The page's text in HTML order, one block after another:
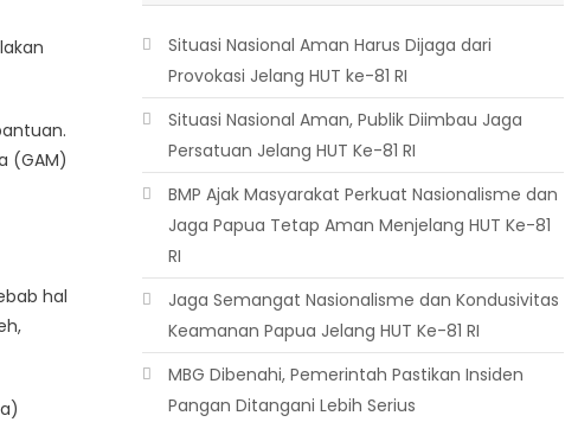
(GAM)
hal
Situasi Nasional Aman Harus Dijaga dari
Provokasi Jelang HUT ke-81 RI
Situasi Nasional Aman, Publik Diimbau Jaga
Persatuan Jelang HUT Ke-81 RI
BMP Ajak Masyarakat Perkuat Nasionalisme dan
Jaga Papua Tetap Aman Menjelang HUT Ke-81
RI
Jaga Semangat Nasionalisme dan Kondusivitas
Keamanan Papua Jelang HUT Ke-81 RI
MBG Dibenahi, Pemerintah Pastikan Insiden
Pangan Ditangani Lebih Serius